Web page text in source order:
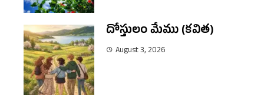
దోస్తులం మేము (కవిత)
August 3, 2026